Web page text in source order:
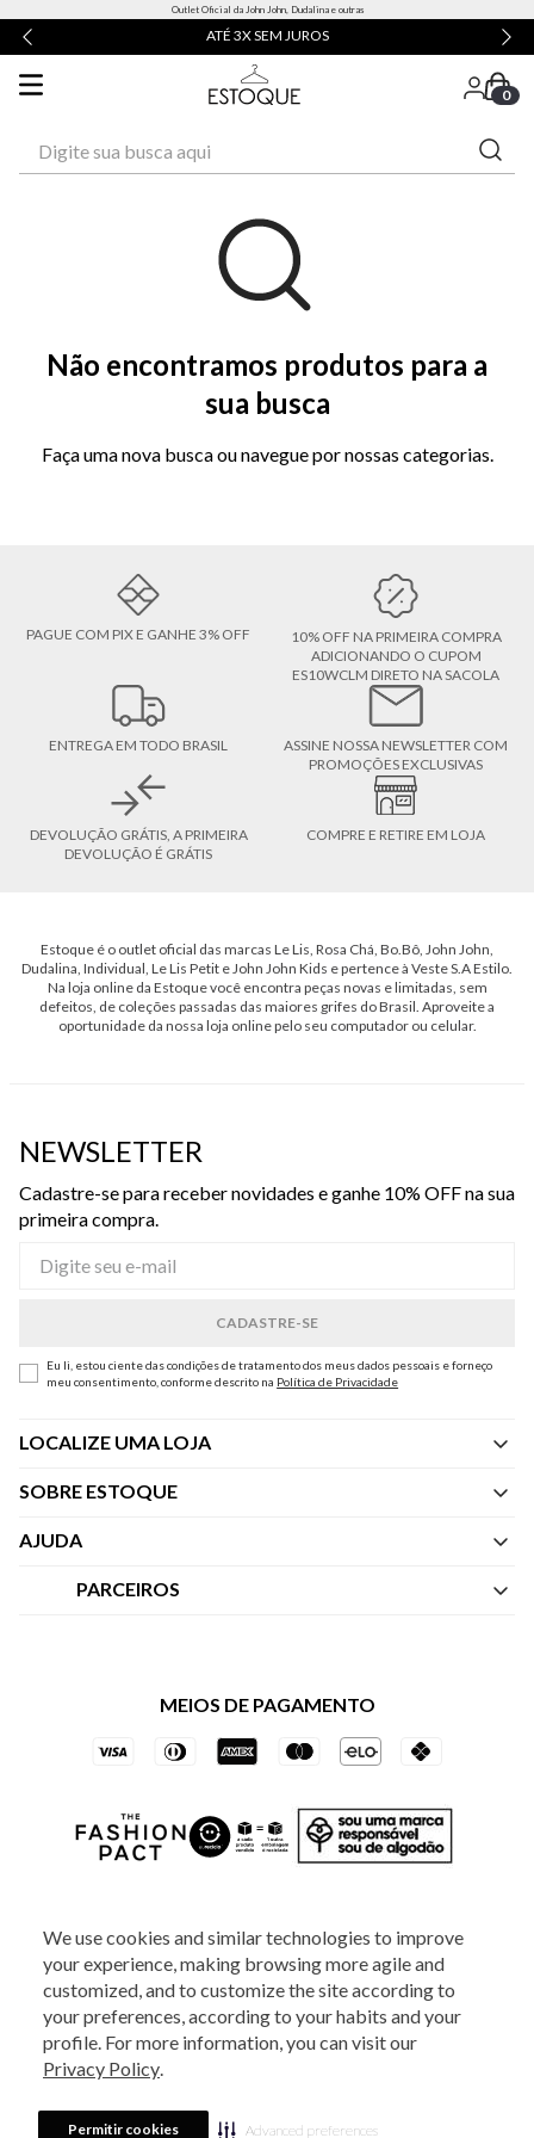
We use cookies and similar technologies to improve
your experience, making browsing more agile and
customized, and to customize the site according to
your preferences, according to your habits and your
profile. For more information, you can visit our
Privacy Policy.
Permitir cookies Advanced preferences
Outlet Oficial da John John, Dudalina e outras
ATÉ 3X SEM JUROS
0
Não encontramos produtos para a
sua busca
Faça uma nova busca ou navegue por nossas categorias.
PAGUE COM PIX E GANHE 3% OFF
10% OFF NA PRIMEIRA COMPRA
ADICIONANDO O CUPOM
ES10WCLM DIRETO NA SACOLA
ENTREGA EM TODO BRASIL
ASSINE NOSSA NEWSLETTER COM
PROMOÇÕES EXCLUSIVAS
DEVOLUÇÃO GRÁTIS, A PRIMEIRA
DEVOLUÇÃO É GRÁTIS
COMPRE E RETIRE EM LOJA
Estoque é o outlet oficial das marcas Le Lis, Rosa Chá, Bo.Bô, John John,
Dudalina, Individual, Le Lis Petit e John John Kids e pertence à Veste S.A Estilo.
Na loja online da Estoque você encontra peças novas e limitadas, sem
defeitos, de coleções passadas das maiores grifes do Brasil. Aproveite a
oportunidade da nossa loja online pelo seu computador ou celular.
NEWSLETTER
Cadastre-se para receber novidades e ganhe 10% OFF na sua
primeira compra.
Eu li, estou ciente das condições de tratamento dos meus dados pessoais e forneço
meu consentimento, conforme descrito na Política de Privacidade
LOCALIZE UMA LOJA
SOBRE ESTOQUE
Quem Somos
AJUDA
Central de Atendimento
Trocas e Devoluções
PARCEIROS
Vai de Visa
Azul Fidelidade
MEIOS DE PAGAMENTO
2025 - Veste S.A Estilo. Todos os direitos reservados - A loja Estoque reserva-
se no direito de corrigir ou alterar informações como: preços, promoções e
880 5520.Horário de Atendimento:
Sábados das 8h às 14h, exceto feriados. Veste S.A Estilo. Rua Othão, 405, Vila